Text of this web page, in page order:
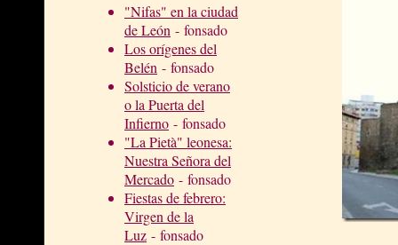
"Nifas" en la ciudad
de León - fonsado
Los orígenes del
Belén - fonsado
Solsticio de verano
o la Puerta del
Infierno - fonsado
"La Pietà" leonesa:
Nuestra Señora del
Mercado - fonsado
Fiestas de febrero:
Virgen de la
Luz - fonsado